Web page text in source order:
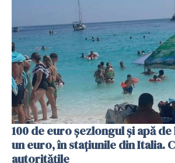
100 de euro șezlongul și apă
un euro, în stațiunile din Italia.
autoritățile